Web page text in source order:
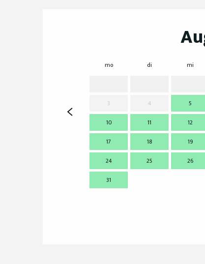
mo di mi
3
4 5
10
11 12
17
18 19
24
25 26
31